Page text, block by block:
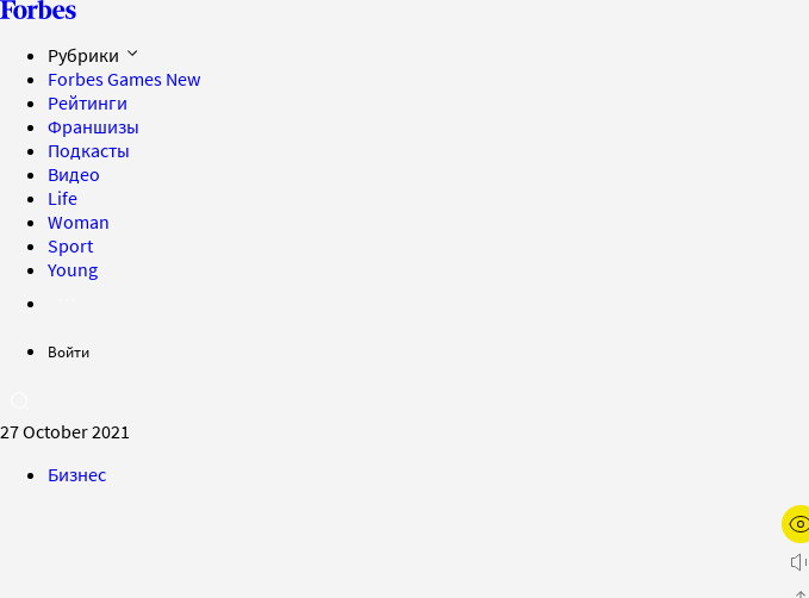
Рубрики
Forbes Games New
Рейтинги
Франшизы
Подкасты
Видео
Life
Woman
Sport
Young
Войти
27 October 2021
Бизнес